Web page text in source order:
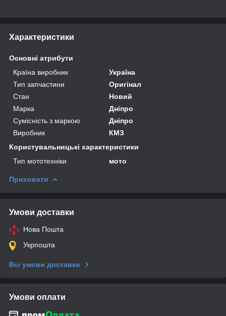
Характеристики
Основні атрибути
Країна виробник
Україна
Тип запчастини
Оригінал
Стан
Новий
Марка
Дніпро
Сумісність з маркою
Дніпро
Виробник
КМЗ
Користувальницькі характеристики
Тип мототехніки
мото
Приховати
Умови доставки
Нова Пошта
Укрпошта
Всі умови доставки
Умови оплати